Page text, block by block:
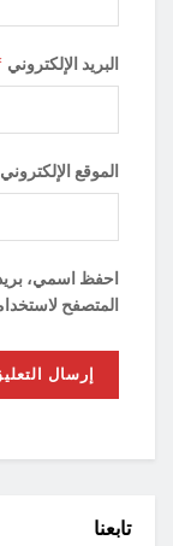
البريد الإلكتروني
الموقع الإلكتروني
احفظ اسمي،
المتصفح
تابعنا